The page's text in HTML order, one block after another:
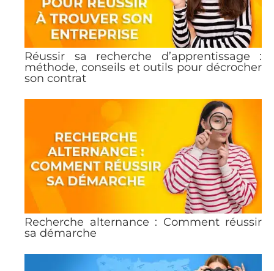
Réussir sa recherche d’apprentissage :
méthode, conseils et outils pour décrocher
son contrat
Recherche alternance : Comment réussir
sa démarche